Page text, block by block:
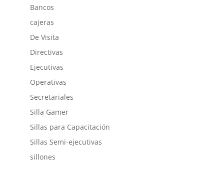
Bancos
cajeras
De Visita
Directivas
Ejecutivas
Operativas
Secretariales
Silla Gamer
Sillas para Capacitación
Sillas Semi-ejecutivas
sillones